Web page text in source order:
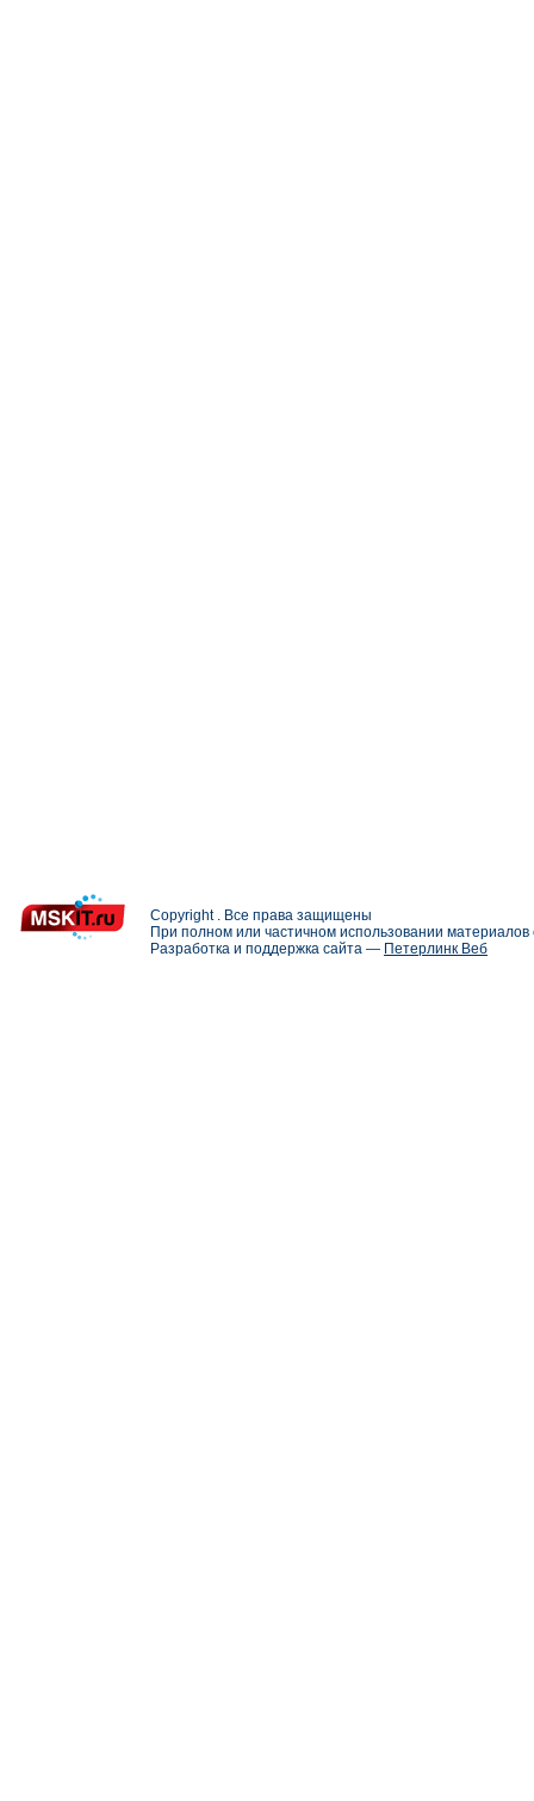
Copyright . Все права защищены
При полном или частичном использовании
Разработка и поддержка сайта — Петерлинк Веб